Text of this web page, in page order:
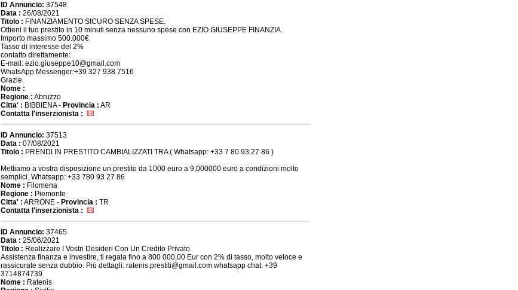
ID Annuncio: 37548
Data : 26/08/2021
Titolo : FINANZIAMENTO SICURO SENZA SPESE.
Ottieni il tuo prestito in 10 minuti senza nessuno spese con EZIO GIUSEPPE FINANZIA.
Importo massimo 500.000€
Tasso di interesse del 2%
contatto direttamente:
E-mail: ezio.giuseppe10@gmail.com
WhatsApp Messenger:+39 327 938 7516
Grazie.
Nome :
Regione : Abruzzo
Citta' : BIBBIENA - Provincia : AR
Contatta l'inserzionista :
ID Annuncio: 37513
Data : 07/08/2021
Titolo : PRENDI IN PRESTITO CAMBIALIZZATI TRA ( Whatsapp: +33 7 80 93 27 86 )
Mettiamo a vostra disposizione un prestito da 1000 euro a 9,000000 euro a condizioni molto
semplici. Whatsapp: +33 780 93 27 86
Nome : Filomena
Regione : Piemonte
Citta' : ARRONE - Provincia : TR
Contatta l'inserzionista :
ID Annuncio: 37465
Data : 25/06/2021
Titolo : Realizzare I Vostri Desideri Con Un Credito Privato
Assistenza finanza e investire, ti regala fino a 800 000,00 Eur con 2% di tasso, molto veloce e
rassicurate senza dubbio. Più dettagli: ratenis.prestiti@gmail.com whatsapp chat: +39
3714874739
Nome : Ratenis